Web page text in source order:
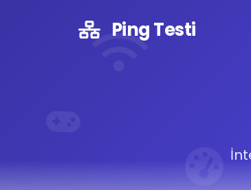
Ping Testi